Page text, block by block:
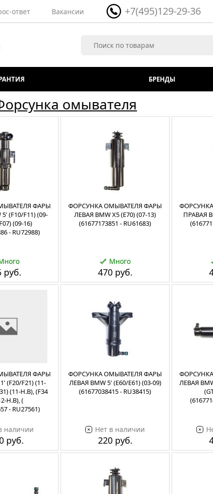
ответ Вакансии +7(495)129-29-36
БРЕНДЫ
омывателя
ФАРЫ
(F10/F11) (09-
(09-16)
- RU72988)
руб.
ФОРСУНКА ОМЫВАТЕЛЯ ФАРЫ
ЛЕВАЯ BMW X5 (E70) (07-13)
(61677173851 - RU61683)
Много
470 руб.
ПРАВАЯ
ФАРЫ
(F20/F21) (11-
(11-Н.В), (F34
Н.В), (
- RU27561)
наличии
руб.
ФОРСУНКА ОМЫВАТЕЛЯ ФАРЫ
ЛЕВАЯ BMW 5' (E60/E61) (03-09)
(61677038415 - RU38415)
Нет в наличии
220 руб.
ЛЕВАЯ